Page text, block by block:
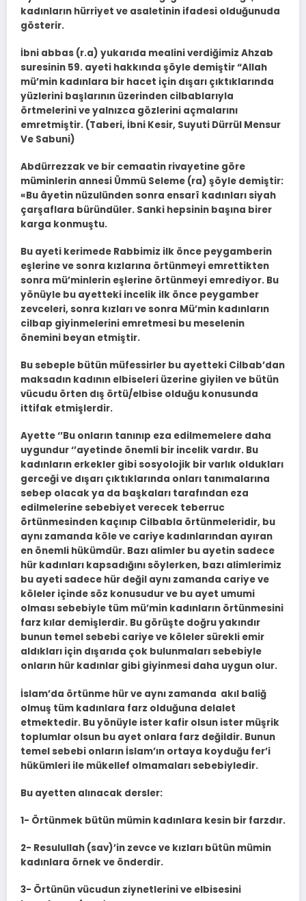
kadınların hürriyet ve asaletinin ifadesi olduğunuda
gösterir.
İbni abbas (r.a) yukarıda mealini verdiğimiz Ahzab
suresinin 59. ayeti hakkında şöyle demiştir “Allah
mü’min kadınlara bir hacet için dışarı çıktıklarında
yüzlerini başlarının üzerinden cilbablarıyla
örtmelerini ve yalnızca gözlerini açmalarını
emretmiştir. (Taberi, İbni Kesir, Suyuti Dürrül Mensur
Ve Sabuni)
Abdürrezzak ve bir cemaatin rivayetine göre
müminlerin annesi Ümmü Seleme (ra) şöyle demiştir:
«Bu âyetin nüzulünden sonra ensarî kadınları siyah
çarşaflara büründüler. Sanki hepsinin başına birer
karga konmuştu.
Bu ayeti kerimede Rabbimiz ilk önce peygamberin
eşlerine ve sonra kızlarına örtünmeyi emrettikten
sonra mü’minlerin eşlerine örtünmeyi emrediyor. Bu
yönüyle bu ayetteki incelik ilk önce peygamber
zevceleri, sonra kızları ve sonra Mü’min kadınların
cilbap giyinmelerini emretmesi bu meselenin
önemini beyan etmiştir.
Bu sebeple bütün müfessirler bu ayetteki Cilbab’dan
maksadın kadının elbiseleri üzerine giyilen ve bütün
vücudu örten dış örtü/elbise olduğu konusunda
ittifak etmişlerdir.
Ayette ‘’Bu onların tanınıp eza edilmemelere daha
uygundur ‘’ayetinde önemli bir incelik vardır. Bu
kadınların erkekler gibi sosyolojik bir varlık oldukları
gerceği ve dışarı çıktıklarında onları tanımalarına
sebep olacak ya da başkaları tarafından eza
edilmelerine sebebiyet verecek teberruc
örtünmesinden kaçınıp Cilbabla örtünmeleridir, bu
aynı zamanda köle ve cariye kadınlarından ayıran
en önemli hükümdür. Bazı alimler bu ayetin sadece
hür kadınları kapsadığını söylerken, bazı alimlerimiz
bu ayeti sadece hür değil aynı zamanda cariye ve
köleler içinde söz konusudur ve bu ayet umumi
olması sebebiyle tüm mü’min kadınların örtünmesini
farz kılar demişlerdir. Bu görüşte doğru yakındır
bunun temel sebebi cariye ve köleler sürekli emir
aldıkları için dışarıda çok bulunmaları sebebiyle
onların hür kadınlar gibi giyinmesi daha uygun olur.
İslam’da örtünme hür ve aynı zamanda akıl baliğ
olmuş tüm kadınlara farz olduğuna delalet
etmektedir. Bu yönüyle ister kafir olsun ister müşrik
toplumlar olsun bu ayet onlara farz değildir. Bunun
temel sebebi onların İslam’ın ortaya koyduğu fer’i
hükümleri ile mükellef olmamaları sebebiyledir.
Bu ayetten alınacak dersler:
1- Örtünmek bütün mümin kadınlara kesin bir farzdır.
2- Resulullah (sav)’in zevce ve kızları bütün mümin
kadınlara örnek ve önderdir.
3- Örtünün vücudun ziynetlerini ve elbisesini